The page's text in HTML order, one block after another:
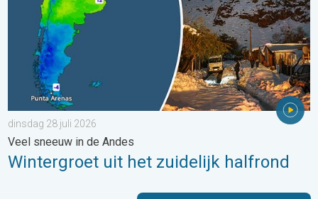
dinsdag 28 juli 2026
Veel sneeuw in de Andes
Wintergroet uit het zuidelijk halfrond